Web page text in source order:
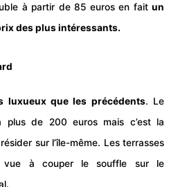
à partir de 85 euros en fait un
des plus intéressants.
luxueux que les précédents. Le
plus de 200 euros mais c’est la
sur l’île-même. Les terrasses
vue à couper le souffle sur le